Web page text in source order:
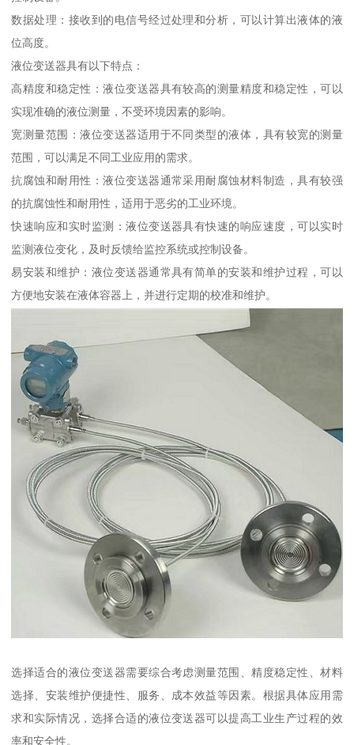
数据处理：接收到的电信号经过处理和分析，可以计算出液体的液
位高度。
液位变送器具有以下特点：
高精度和稳定性：液位变送器具有较高的测量精度和稳定性，可以
实现准确的液位测量，不受环境因素的影响。
宽测量范围：液位变送器适用于不同类型的液体，具有较宽的测量
范围，可以满足不同工业应用的需求。
抗腐蚀和耐用性：液位变送器通常采用耐腐蚀材料制造，具有较强
的抗腐蚀性和耐用性，适用于恶劣的工业环境。
快速响应和实时监测：液位变送器具有快速的响应速度，可以实时
监测液位变化，及时反馈给监控系统或控制设备。
易安装和维护：液位变送器通常具有简单的安装和维护过程，可以
方便地安装在液体容器上，并进行定期的校准和维护。
选择适合的液位变送器需要综合考虑测量范围、精度稳定性、材料
选择、安装维护便捷性、服务、成本效益等因素。根据具体应用需
求和实际情况，选择合适的液位变送器可以提高工业生产过程的效
率和安全性。